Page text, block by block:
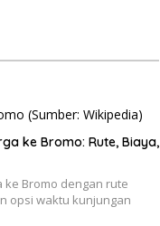
ke Bromo: Rute, Biaya,
Bromo dengan rute
opsi waktu kunjungan